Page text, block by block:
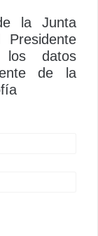
la Junta
los datos
de la